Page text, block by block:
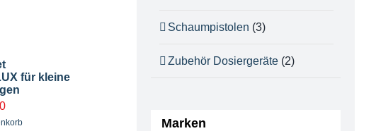
für kleine
Schaumpistolen (3)
Zubehör Dosiergeräte (2)
Marken